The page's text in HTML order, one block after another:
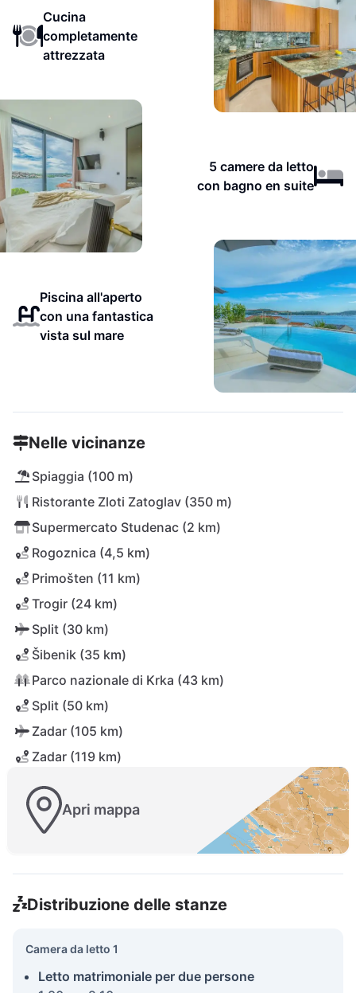
Cucina
completamente
attrezzata
5 camere da letto
con bagno en suite
Piscina all'aperto
con una fantastica
vista sul mare
Nelle vicinanze
Spiaggia (100 m)
Ristorante Zloti Zatoglav (350 m)
Supermercato Studenac (2 km)
Rogoznica (4,5 km)
Primošten (11 km)
Trogir (24 km)
Split (30 km)
Šibenik (35 km)
Parco nazionale di Krka (43 km)
Split (50 km)
Zadar (105 km)
Zadar (119 km)
Apri mappa
Distribuzione delle stanze
Camera da letto 1
Letto matrimoniale per due persone